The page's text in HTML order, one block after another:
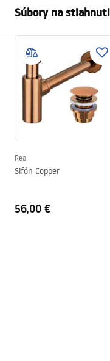
Materiál
Farba
Prevedenie
Dĺžka
Tvar
Otvor pre batériu
Súbory na
Návod na montáž
Basin.pdf
Záručné
Rea
Sifón Copper
56,00 €